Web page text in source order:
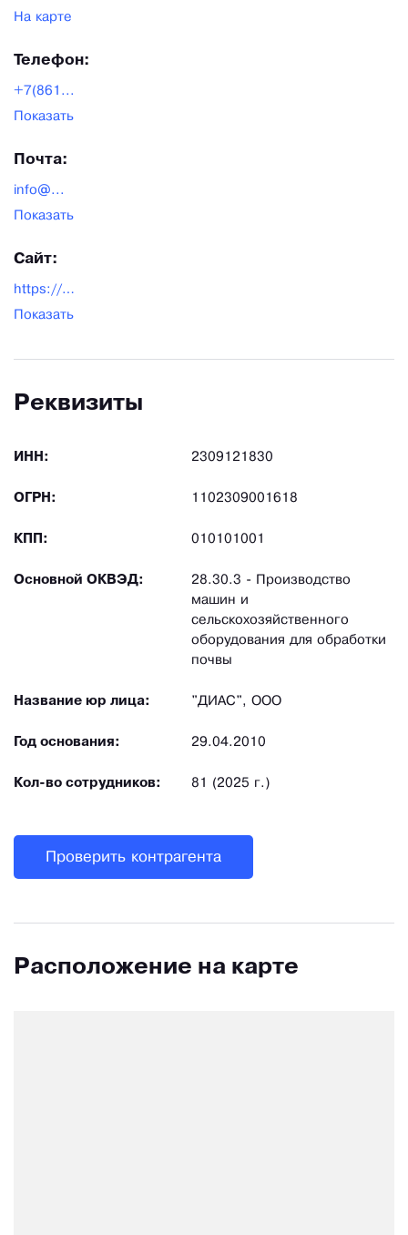
На карте
Телефон:
+7(861...
Показать
Почта:
info@...
Показать
Сайт:
https://dias-agro.ru/
Показать
Реквизиты
ИНН: 2309121830
ОГРН: 1102309001618
КПП: 010101001
Основной ОКВЭД:
28.30.3 - Производство
машин и
сельскохозяйственного
оборудования для обработки
почвы
Название юр лица: "ДИАС", ООО
Год основания: 29.04.2010
Кол-во сотрудников: 81 (2025 г.)
Проверить контрагента
Расположение на карте